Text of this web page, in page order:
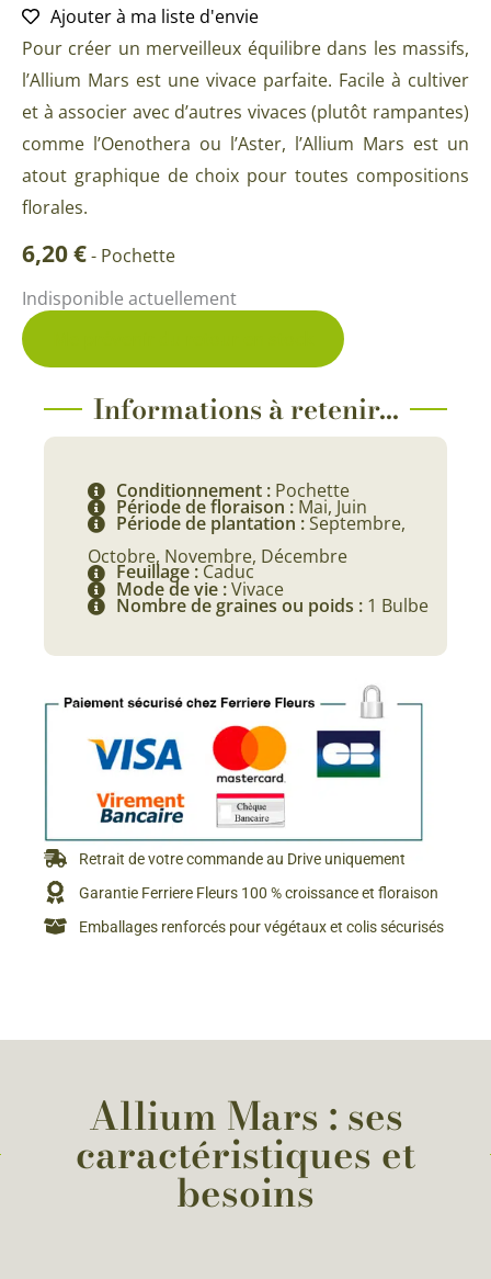
Ajouter à ma liste d'envie
Pour créer un merveilleux équilibre dans les massifs,
l’Allium Mars est une vivace parfaite. Facile à cultiver
et à associer avec d’autres vivaces (plutôt rampantes)
comme l’Oenothera ou l’Aster, l’Allium Mars est un
atout graphique de choix pour toutes compositions
florales.
6,20€- Pochette
Indisponible actuellement
Informations à retenir...
Conditionnement : Pochette
Période de floraison : Mai, Juin
Période de plantation :Septembre,
Octobre, Novembre, Décembre
Feuillage : Caduc
Mode de vie :Vivace
Nombre de graines ou poids : 1 Bulbe
Retrait de votre commande au Drive uniquement
Garantie Ferriere Fleurs 100 % croissance et floraison
Emballages renforcés pour végétaux et colis sécurisés
Allium Mars : ses
caractéristiques et
besoins